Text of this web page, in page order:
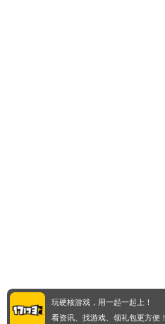
玩硬核游戏，用一起一起上！
看资讯、找游戏、领礼包更方便！